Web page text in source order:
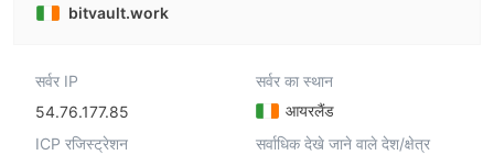
bitvault.work
सर्वर IP
54.76.177.85
सर्वर का स्थान
आयरलैंड
ICP रजिस्ट्रेशन
सर्वाधिक देखे जाने वाले देश/क्षेत्र